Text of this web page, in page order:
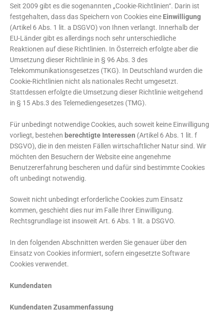
Seit 2009 gibt es die sogenannten „Cookie-Richtlinien“. Darin ist
festgehalten, dass das Speichern von Cookies eine Einwilligung
(Artikel 6 Abs. 1 lit. a DSGVO) von Ihnen verlangt. Innerhalb der
EU-Länder gibt es allerdings noch sehr unterschiedliche
Reaktionen auf diese Richtlinien. In Österreich erfolgte aber die
Umsetzung dieser Richtlinie in § 96 Abs. 3 des
Telekommunikationsgesetzes (TKG). In Deutschland wurden die
Cookie-Richtlinien nicht als nationales Recht umgesetzt.
Stattdessen erfolgte die Umsetzung dieser Richtlinie weitgehend
in § 15 Abs.3 des Telemediengesetzes (TMG).
Für unbedingt notwendige Cookies, auch soweit keine Einwilligung
vorliegt, bestehen berechtigte Interessen (Artikel 6 Abs. 1 lit. f
DSGVO), die in den meisten Fällen wirtschaftlicher Natur sind. Wir
möchten den Besuchern der Website eine angenehme
Benutzererfahrung bescheren und dafür sind bestimmte Cookies
oft unbedingt notwendig.
Soweit nicht unbedingt erforderliche Cookies zum Einsatz
kommen, geschieht dies nur im Falle Ihrer Einwilligung.
Rechtsgrundlage ist insoweit Art. 6 Abs. 1 lit. a DSGVO.
In den folgenden Abschnitten werden Sie genauer über den
Einsatz von Cookies informiert, sofern eingesetzte Software
Cookies verwendet.
Kundendaten
Kundendaten Zusammenfassung